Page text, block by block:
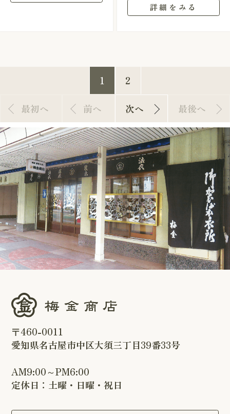
詳細をみる
最初へ 前へ
1 2
次へ 最後へ
〒460-0011
愛知県名古屋市中区大須三丁目39番33号
AM9:00～PM6:00
定休日：土曜・日曜・祝日